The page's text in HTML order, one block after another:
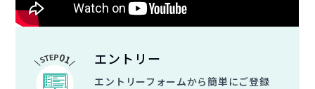
エントリー
エントリーフォームから簡単にご登録